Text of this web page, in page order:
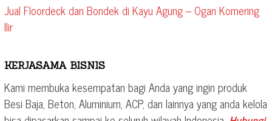
Jual Floordeck dan Bondek di Kayu Agung – Ogan Komering
Ilir
KERJASAMA BISNIS
Kami membuka kesempatan bagi Anda yang ingin produk
Besi Baja, Beton, Aluminium, ACP, dan lainnya yang anda kelola